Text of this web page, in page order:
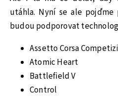
utáhla. Nyní se ale
budou podporovat
Assetto Corsa
Atomic Heart
Battlefield V
Control